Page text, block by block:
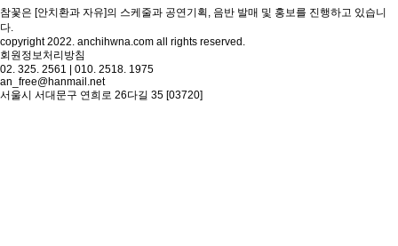
참꽃은 [안치환과 자유]의 스케줄과 공연기획, 음반 발매 및 홍보를 진행하고 있습니
다.
copyright 2022. anchihwna.com all rights reserved.
회원정보처리방침
02. 325. 2561 | 010. 2518. 1975
an_free@hanmail.net
서울시 서대문구 연희로 26다길 35 [03720]